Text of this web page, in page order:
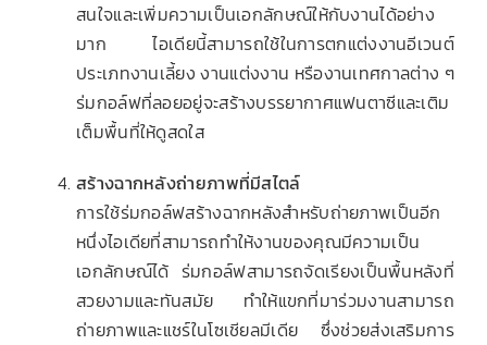
สนใจและเพิ่มความเป็นเอกลักษณ์ให้กับงานได้อย่าง
มาก ไอเดียนี้สามารถใช้ในการตกแต่งงานอีเวนต์
ประเภทงานเลี้ยง งานแต่งงาน หรืองานเทศกาลต่าง ๆ
ร่มกอล์ฟที่ลอยอยู่จะสร้างบรรยากาศแฟนตาซีและเติม
เต็มพื้นที่ให้ดูสดใส
สร้างฉากหลังถ่ายภาพที่มีสไตล์
การใช้ร่มกอล์ฟสร้างฉากหลังสำหรับถ่ายภาพเป็นอีก
หนึ่งไอเดียที่สามารถทำให้งานของคุณมีความเป็น
เอกลักษณ์ได้ ร่มกอล์ฟสามารถจัดเรียงเป็นพื้นหลังที่
สวยงามและทันสมัย ทำให้แขกที่มาร่วมงานสามารถ
ถ่ายภาพและแชร์ในโซเชียลมีเดีย ซึ่งช่วยส่งเสริมการ